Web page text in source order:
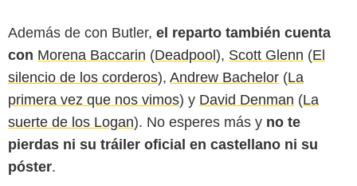
Además de con Butler, el reparto también cuenta
con Morena Baccarin (Deadpool), Scott Glenn (El
silencio de los corderos), Andrew Bachelor (La
primera vez que nos vimos) y David Denman (La
suerte de los Logan). No esperes más y no te
pierdas ni su tráiler oficial en castellano ni su
póster.